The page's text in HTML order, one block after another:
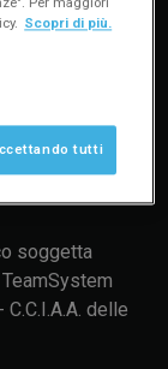
soggetta
delle
Scopri di più.
tutti